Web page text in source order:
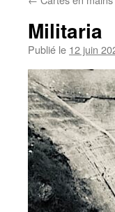
Militaria
Publié le 12 juin